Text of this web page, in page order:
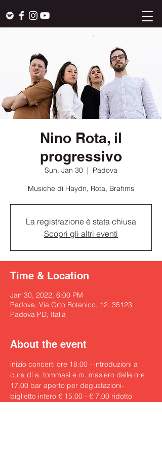
Nino Rota, il
progressivo
Sun, Jan 30
  |
Padova
Musiche di Haydn, Rota, Brahms
La registrazione è stata chiusa
Scopri gli altri eventi
Time & Location
Jan 30, 2022, 6:00 PM
Padova, Via Orto Botanico, 12, 35123
Padova PD, Italia
About the event
inizio concerti ore 18.00 - introduzioni a
cura di a. tommasi e m. masiero dalle ore
17.00 bar aperto per degustazioni-
biglietto intero € 15.00 - € 7.00 ridotto